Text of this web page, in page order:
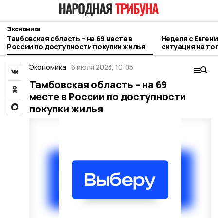
Экономика
Тамбовская область – на 69 месте в
России по доступности покупки жилья
Неделя с
ситуация на
городе и
Экономика 6 июля 2023, 10:05
Тамбовская область – на 69
месте в России по доступности
покупки жилья